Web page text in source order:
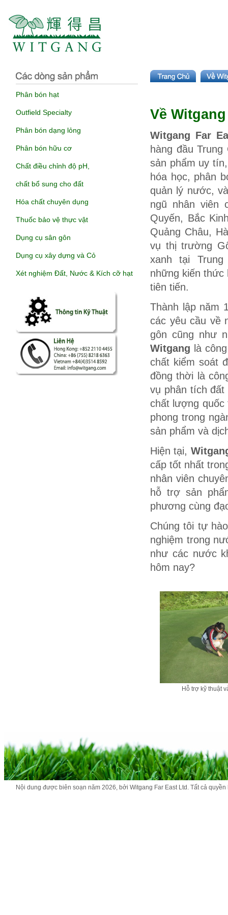
Phân bón hạt
Outfield Specialty
Phân bón dạng lỏng
Phân bón hữu cơ
Chất điều chỉnh độ pH,
chất bổ sung cho đất
Hóa chất chuyên dụng
Thuốc bảo vệ thực vật
Dụng cụ sân gôn
Dụng cụ xây dựng và Cỏ
Xét nghiệm Đất, Nước & Kích cỡ hạt
Về Witgang
Witgang Far
hàng đầu
sản phẩm uy
hóa học, phân
quản lý nước,
ngũ nhân viên
Quyến, Bắc
Quảng Châu,
vụ thị trường
xanh tại
những kiến thức
tiên tiến.
Thành lập năm
các yêu cầu về
gôn cũng như
Witgang là
chất kiểm soát
đồng thời là
vụ phân tích
chất lượng quốc
phong trong
sản phẩm và
Hiện tại,
cấp tốt nhất
nhân viên
hỗ trợ sản
phương cùng
Chúng tôi tự
nghiệm trong
như các nước
hôm nay?
Hỗ trợ kỹ thuật
Nội dung được biên soạn năm 2026, bởi Witgang Far East Ltd. Tất cả